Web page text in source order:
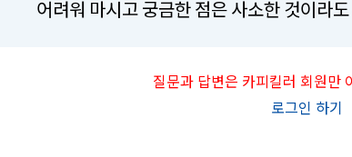
어려워 마시고 궁금한 점은 사소한 것이라
질문과 답변은 카피킬러 회원만
로그인 하기